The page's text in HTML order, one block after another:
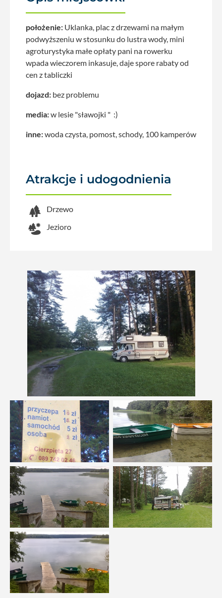
położenie: Uklanka, plac z drzewami na małym
podwyższeniu w stosunku do lustra wody, mini
agroturystyka małe opłaty pani na rowerku
wpada wieczorem inkasuje, daje spore rabaty od
cen z tabliczki
dojazd: bez problemu
media:w lesie "sławojki " :)
inne:woda czysta, pomost, schody, 100 kamperów
Atrakcje i udogodnienia
Drzewo
Jezioro